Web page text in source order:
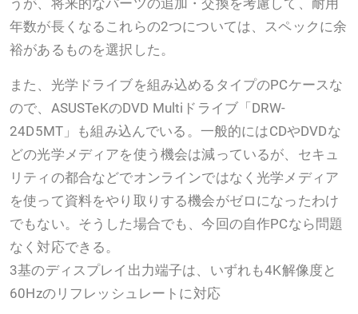
年数が長くなるこれらの2つについては、スペックに余
裕があるものを選択した。
また、光学ドライブを組み込めるタイプのPCケースな
ので、ASUSTeKのDVD Multiドライブ「DRW-
24D5MT」も組み込んでいる。一般的にはCDやDVDな
どの光学メディアを使う機会は減っているが、セキュ
リティの都合などでオンラインではなく光学メディア
を使って資料をやり取りする機会がゼロになったわけ
でもない。そうした場合でも、今回の自作PCなら問題
なく対応できる。
3基のディスプレイ出力端子は、いずれも4K解像度と
60Hzのリフレッシュレートに対応